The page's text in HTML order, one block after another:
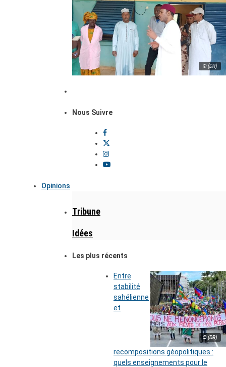
© (DR)
Nous Suivre
Opinions
Tribune
Idées
Les plus récents
© (DR)
Entre
stabilité
sahélienne
et
recompositions géopolitiques :
quels enseignements pour le